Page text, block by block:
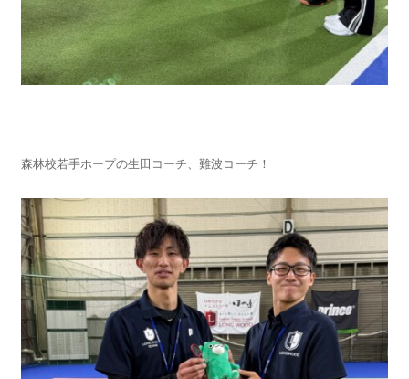
森林校若手ホープの生田コーチ、難波コーチ！